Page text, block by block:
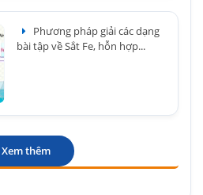
Phương pháp giải các dạng
bài tập về Sắt Fe, hỗn hợp...
Xem thêm